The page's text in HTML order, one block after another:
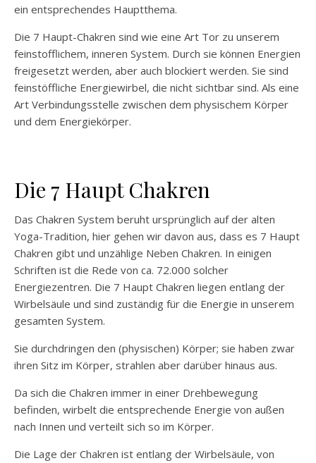
ein entsprechendes Hauptthema.
Die 7 Haupt-Chakren sind wie eine Art Tor zu unserem
feinstofflichem, inneren System. Durch sie können Energien
freigesetzt werden, aber auch blockiert werden. Sie sind
feinstöffliche Energiewirbel, die nicht sichtbar sind. Als eine
Art Verbindungsstelle zwischen dem physischem Körper
und dem Energiekörper.
Die 7 Haupt Chakren
Das Chakren System beruht ursprünglich auf der alten
Yoga-Tradition, hier gehen wir davon aus, dass es 7 Haupt
Chakren gibt und unzählige Neben Chakren. In einigen
Schriften ist die Rede von ca. 72.000 solcher
Energiezentren. Die 7 Haupt Chakren liegen entlang der
Wirbelsäule und sind zuständig für die Energie in unserem
gesamten System.
Sie durchdringen den (physischen) Körper; sie haben zwar
ihren Sitz im Körper, strahlen aber darüber hinaus aus.
Da sich die Chakren immer in einer Drehbewegung
befinden, wirbelt die entsprechende Energie von außen
nach Innen und verteilt sich so im Körper.
Die Lage der Chakren ist entlang der Wirbelsäule, von